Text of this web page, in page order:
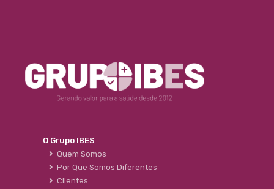
O Grupo IBES
Quem Somos
Por Que Somos Diferentes
Clientes